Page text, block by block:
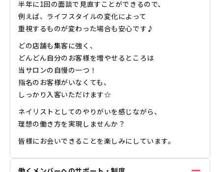
半年に1回の面談で見直すことができるので、
例えば、ライフスタイルの変化によって
重視するものが変わった場合も安心です♪
どの店舗も集客に強く、
どんどん自分のお客様を増やせるところは
当サロンの自慢の一つ！
指名のお客様がいなくても、
しっかり入客いただけます☆
ネイリストとしてのやりがいを感じながら、
理想の働き方を実現しませんか？
皆様にお会いできることを楽しみにしています。